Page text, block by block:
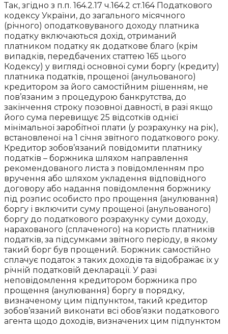
Так, згідно з п.п. 164.2.17 ч.164.2 ст.164 Податкового
кодексу України, до загального місячного
(річного) оподатковуваного доходу платника
податку включаються дохід, отриманий
платником податку як додаткове благо (крім
випадків, передбачених статтею 165 цього
Кодексу) у вигляді основної суми боргу (кредиту)
платника податків, прощеної (анульованого)
кредитором за його самостійним рішенням, не
пов’язаним з процедурою банкрутства, до
закінчення строку позовної давності, в разі якщо
його сума перевищує 25 відсотків однієї
мінімальної заробітної плати (у розрахунку на рік),
встановленої на 1 січня звітного податкового року.
Кредитор зобов’язаний повідомити платнику
податків – боржника шляхом направлення
рекомендованого листа з повідомленням про
вручення або шляхом укладення відповідного
договору або надання повідомлення боржнику
під розпис особисто про прощення (анулювання)
боргу і включити суму прощеної (анульованого)
боргу до податкового розрахунку суми доходу,
нарахованого (сплаченого) на користь платників
податків, за підсумками звітного періоду, в якому
такий борг був прощений. Боржник самостійно
сплачує податок з таких доходів та відображає їх у
річній податковій декларації. У разі
неповідомлення кредитором боржника про
прощення (анулювання) боргу в порядку,
визначеному цим підпунктом, такий кредитор
зобов’язаний виконати всі обов’язки податкового
агента щодо доходів, визначених цим підпунктом